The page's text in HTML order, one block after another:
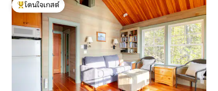
โดนใจเกสต์ที่สุด
โดนใจเกสต์